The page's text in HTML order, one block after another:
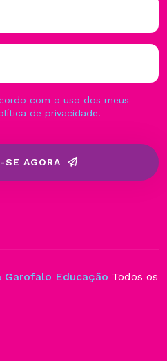
com o uso dos meus
de privacidade.
SE AGORA
Garofalo Educação Todos os